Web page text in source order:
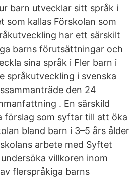
barn utvecklar sitt språk i
som kallas Förskolan som
har ett särskilt
barns förutsättningar och
sina språk i Fler barn i
språkutveckling i svenska
den 24
. En särskild
förslag som syftar till att öka
bland barn i 3–5 års ålder
arbete med Syftet
villkoren inom
flerspråkiga barns